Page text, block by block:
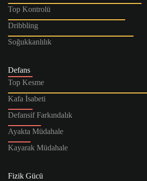
Top Kontrolü
Dribbling
Soğukkanlılık
Defans
Top Kesme
Kafa İsabeti
Defansif Farkındalık
Ayakta Müdahale
Kayarak Müdahale
Fizik Gücü